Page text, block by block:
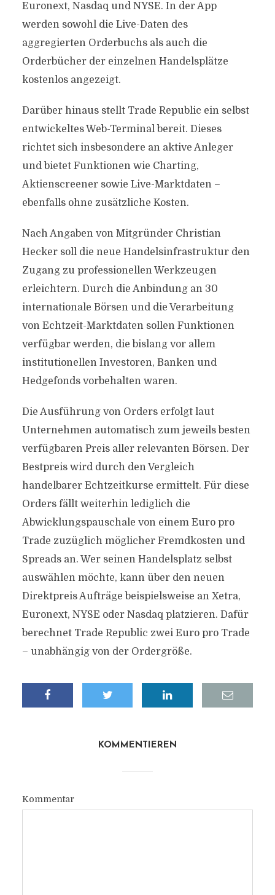
Euronext, Nasdaq und NYSE. In der App
werden sowohl die Live-Daten des
aggregierten Orderbuchs als auch die
Orderbücher der einzelnen Handelsplätze
kostenlos angezeigt.
Darüber hinaus stellt Trade Republic ein selbst
entwickeltes Web-Terminal bereit. Dieses
richtet sich insbesondere an aktive Anleger
und bietet Funktionen wie Charting,
Aktienscreener sowie Live-Marktdaten –
ebenfalls ohne zusätzliche Kosten.
Nach Angaben von Mitgründer Christian
Hecker soll die neue Handelsinfrastruktur den
Zugang zu professionellen Werkzeugen
erleichtern. Durch die Anbindung an 30
internationale Börsen und die Verarbeitung
von Echtzeit-Marktdaten sollen Funktionen
verfügbar werden, die bislang vor allem
institutionellen Investoren, Banken und
Hedgefonds vorbehalten waren.
Die Ausführung von Orders erfolgt laut
Unternehmen automatisch zum jeweils besten
verfügbaren Preis aller relevanten Börsen. Der
Bestpreis wird durch den Vergleich
handelbarer Echtzeitkurse ermittelt. Für diese
Orders fällt weiterhin lediglich die
Abwicklungspauschale von einem Euro pro
Trade zuzüglich möglicher Fremdkosten und
Spreads an. Wer seinen Handelsplatz selbst
auswählen möchte, kann über den neuen
Direktpreis Aufträge beispielsweise an Xetra,
Euronext, NYSE oder Nasdaq platzieren. Dafür
berechnet Trade Republic zwei Euro pro Trade
– unabhängig von der Ordergröße.
KOMMENTIEREN
Kommentar